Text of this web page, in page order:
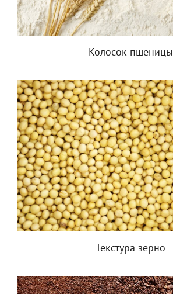
Колосок пшеницы
Текстура зерно